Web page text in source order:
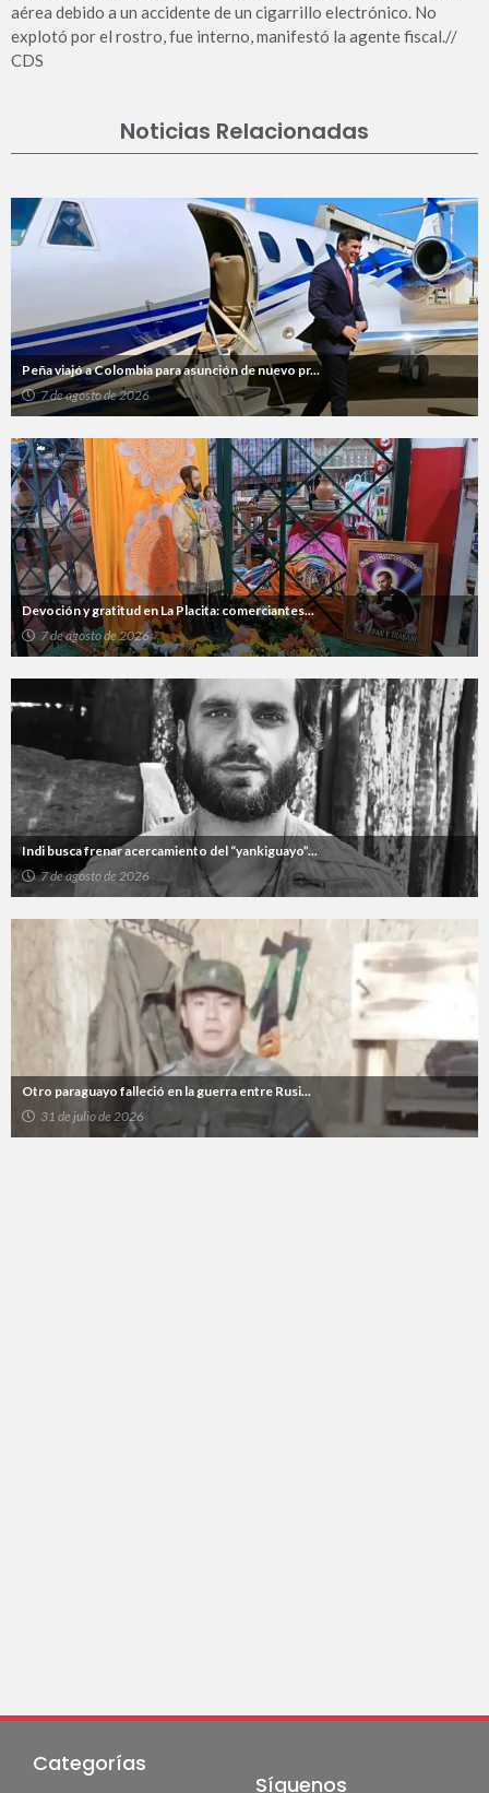
aérea debido a un accidente de un cigarrillo electrónico. No
explotó por el rostro, fue interno, manifestó la agente fiscal.//
CDS
Noticias Relacionadas
Peña viajó a Colombia para asunción de nuevo pr...
7 de agosto de 2026
Devoción y gratitud en La Placita: comerciantes...
7 de agosto de 2026
Indi busca frenar acercamiento del “yankiguayo”...
7 de agosto de 2026
Otro paraguayo falleció en la guerra entre Rusi...
31 de julio de 2026
Categorías
Síguenos